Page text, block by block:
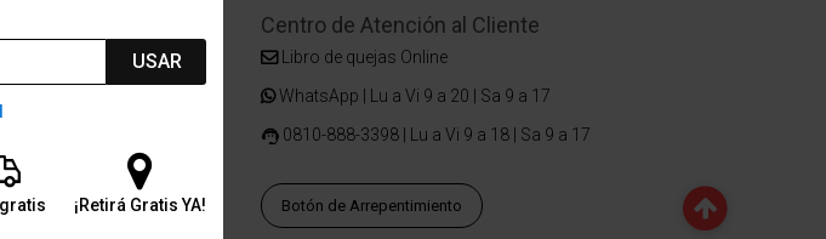
USAR
¡Retirá Gratis YA!
Centro de Atención al Cliente
Libro de quejas Online
WhatsApp | Lu a Vi 9 a 20 | Sa 9 a 17
0810-888-3398 | Lu a Vi 9 a 18 | Sa 9 a 17
Botón de Arrepentimiento